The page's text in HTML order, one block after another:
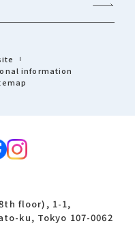
floor), 1-1,
ku, Tokyo 107-0062
information